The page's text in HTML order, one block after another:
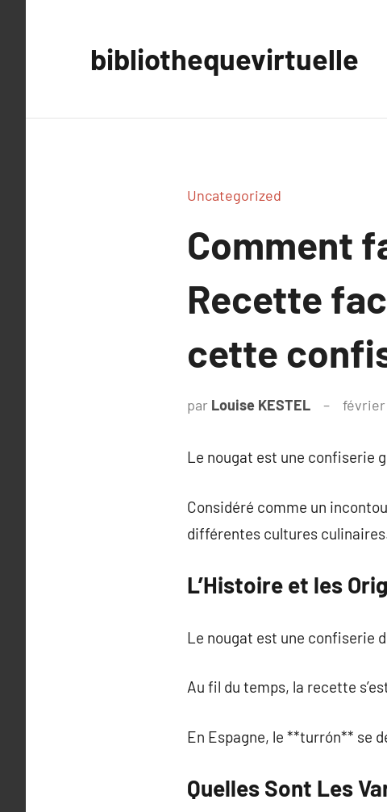
bibliothequevirtuelle
Uncategorized
Comment
Recette
cette
par Louise KESTEL février
Le nougat est une confiserie
Considéré comme un
différentes cultures
L’Histoire et les
Le nougat est une confiserie
Au fil du temps, la recette
En Espagne, le **turrón** se
Quelles Sont Les